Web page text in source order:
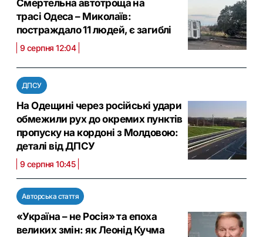
Смертельна автотроща на
трасі Одеса – Миколаїв:
постраждало 11 людей, є загиблі
9 серпня 12:04
ДПСУ
На Одещині через російські удари
обмежили рух до окремих пунктів
пропуску на кордоні з Молдовою:
деталі від ДПСУ
9 серпня 10:45
Авторська стаття
«Україна – не Росія» та епоха
великих змін: як Леонід Кучма